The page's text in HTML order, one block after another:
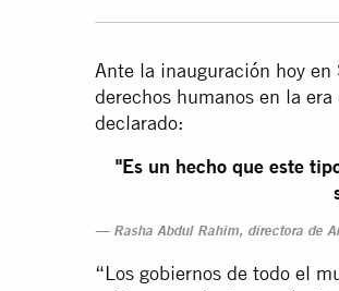
Ante la inauguración hoy en
derechos humanos en la
declarado:
"Es un hecho que este
Rasha Abdul Rahim, directora de
“Los gobiernos de todo el